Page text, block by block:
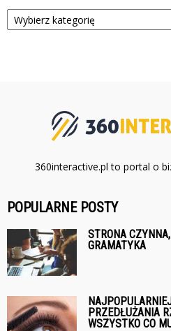
Kategorie
360interactive.pl to portal o
POPULARNE POSTY
STRONA
GRAMATYKA
PRZEDŁUŻANIA
WSZYSTKO CO